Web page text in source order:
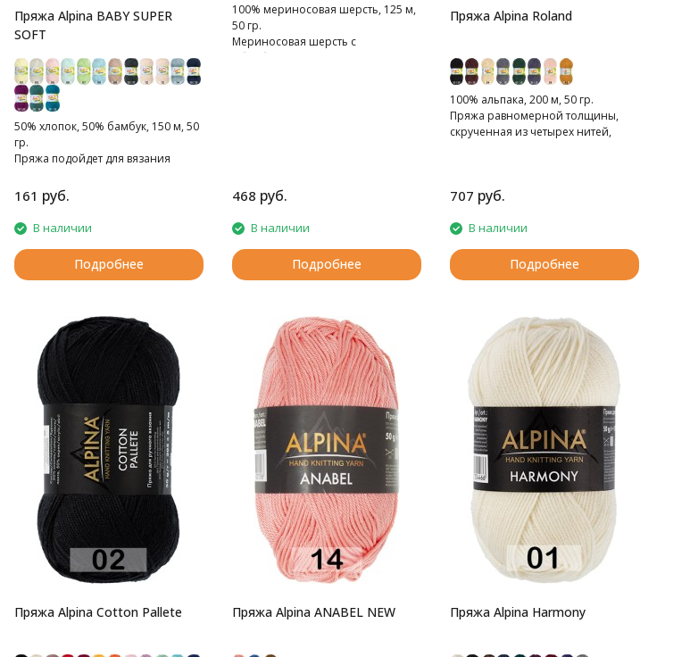
Пряжа Alpina BABY SUPER
SOFT
50% хлопок, 50% бамбук, 150 м, 50
гр.
Пряжа подойдет для вязания
161 руб.
В наличии
Подробнее
100% мериносовая шерсть, 125 м,
50 гр.
Мериносовая шерсть с
обработкой superwash.
468 руб.
В наличии
Подробнее
Пряжа Alpina Roland
100% альпака, 200 м, 50 гр.
Пряжа равномерной толщины,
скрученная из четырех нитей,
707 руб.
В наличии
Подробнее
Пряжа Alpina Cotton Pallete Пряжа Alpina ANABEL NEW Пряжа Alpina Harmony